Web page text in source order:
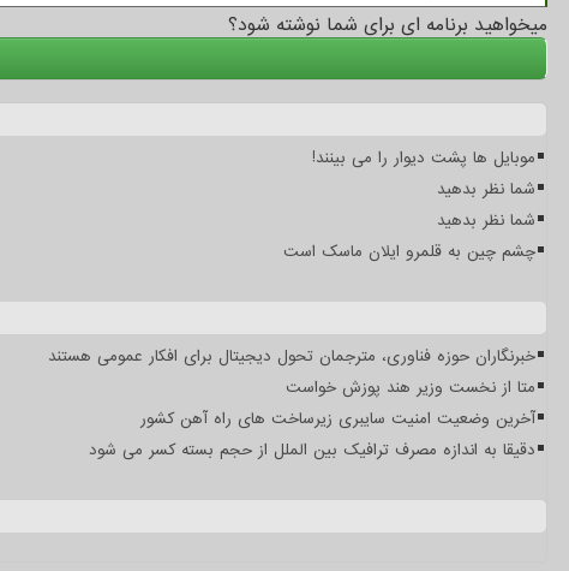
میخواهید برنامه ای برای شما نوشته شود؟
موبایل ها پشت دیوار را می بینند!
شما نظر بدهید
شما نظر بدهید
چشم چین به قلمرو ایلان ماسک است
خبرنگاران حوزه فناوری، مترجمان تحول دیجیتال برای افکار عمومی هستند
متا از نخست وزیر هند پوزش خواست
آخرین وضعیت امنیت سایبری زیرساخت های راه آهن کشور
دقیقا به اندازه مصرف ترافیک بین الملل از حجم بسته کسر می شود